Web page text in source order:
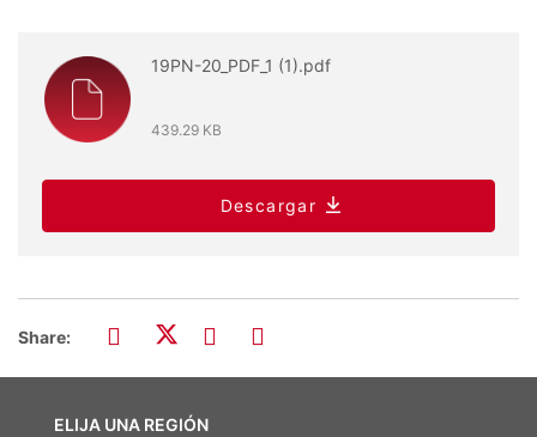
19PN-20_PDF_1 (1).pdf
439.29 KB
Descargar
Share:
ELIJA UNA REGIÓN